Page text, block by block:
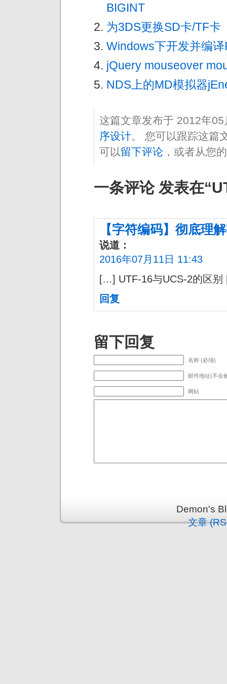
BIGINT
为3DS更换SD卡/TF卡
Windows下开发并编
jQuery mouseover
NDS上的MD模拟器
这篇文章发布于 2012年
序设计。 您可以跟踪这篇
可以留下评论 ，或者从您
一条评论 发表在
【字符编码】彻底理
说道：
2016年07月11日 11:43
[…] UTF-16与UCS-2的区
回复
留下回复
名称 (必须)
邮件地址(不会
网站
Demon's
文章